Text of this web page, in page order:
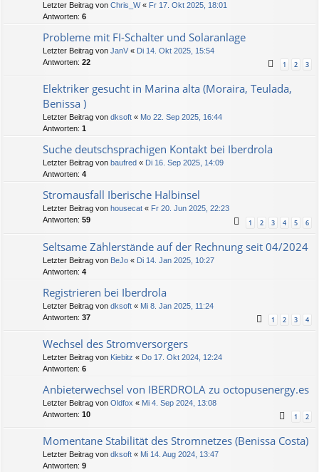
Letzter Beitrag von Chris_W« Fr 17. Okt 2025, 18:01
Antworten: 6
Probleme mit FI-Schalter und Solaranlage
Letzter Beitrag von JanV « Di 14. Okt 2025, 15:54
Antworten: 22 1 2 3
Elektriker gesucht in Marina alta (Moraira, Teulada,
Benissa )
Letzter Beitrag von dksoft « Mo 22. Sep 2025, 16:44
Antworten: 1
Suche deutschsprachigen Kontakt bei Iberdrola
Letzter Beitrag von baufred « Di 16. Sep 2025, 14:09
Antworten: 4
Stromausfall Iberische Halbinsel
Letzter Beitrag von housecat « Fr 20. Jun 2025, 22:23
Antworten: 59 1 2 3 4 5 6
Seltsame Zählerstände auf der Rechnung seit 04/2024
Letzter Beitrag von BeJo « Di 14. Jan 2025, 10:27
Antworten: 4
Registrieren bei Iberdrola
Letzter Beitrag von dksoft « Mi 8. Jan 2025, 11:24
Antworten: 37 1 2 3 4
Wechsel des Stromversorgers
Letzter Beitrag von Kiebitz « Do 17. Okt 2024, 12:24
Antworten: 6
Anbieterwechsel von IBERDROLA zu octopusenergy.es
Letzter Beitrag von Oldfox « Mi 4. Sep 2024, 13:08
Antworten: 10 1 2
Momentane Stabilität des Stromnetzes (Benissa Costa)
Letzter Beitrag von dksoft « Mi 14. Aug 2024, 13:47
Antworten: 9